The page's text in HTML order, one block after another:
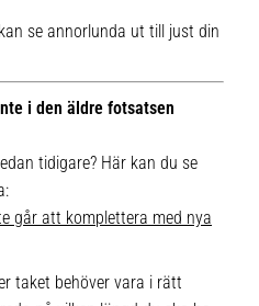
se annorlunda ut till just din
i den äldre fotsatsen
tidigare? Här kan du se
går att komplettera med nya
taket behöver vara i rätt